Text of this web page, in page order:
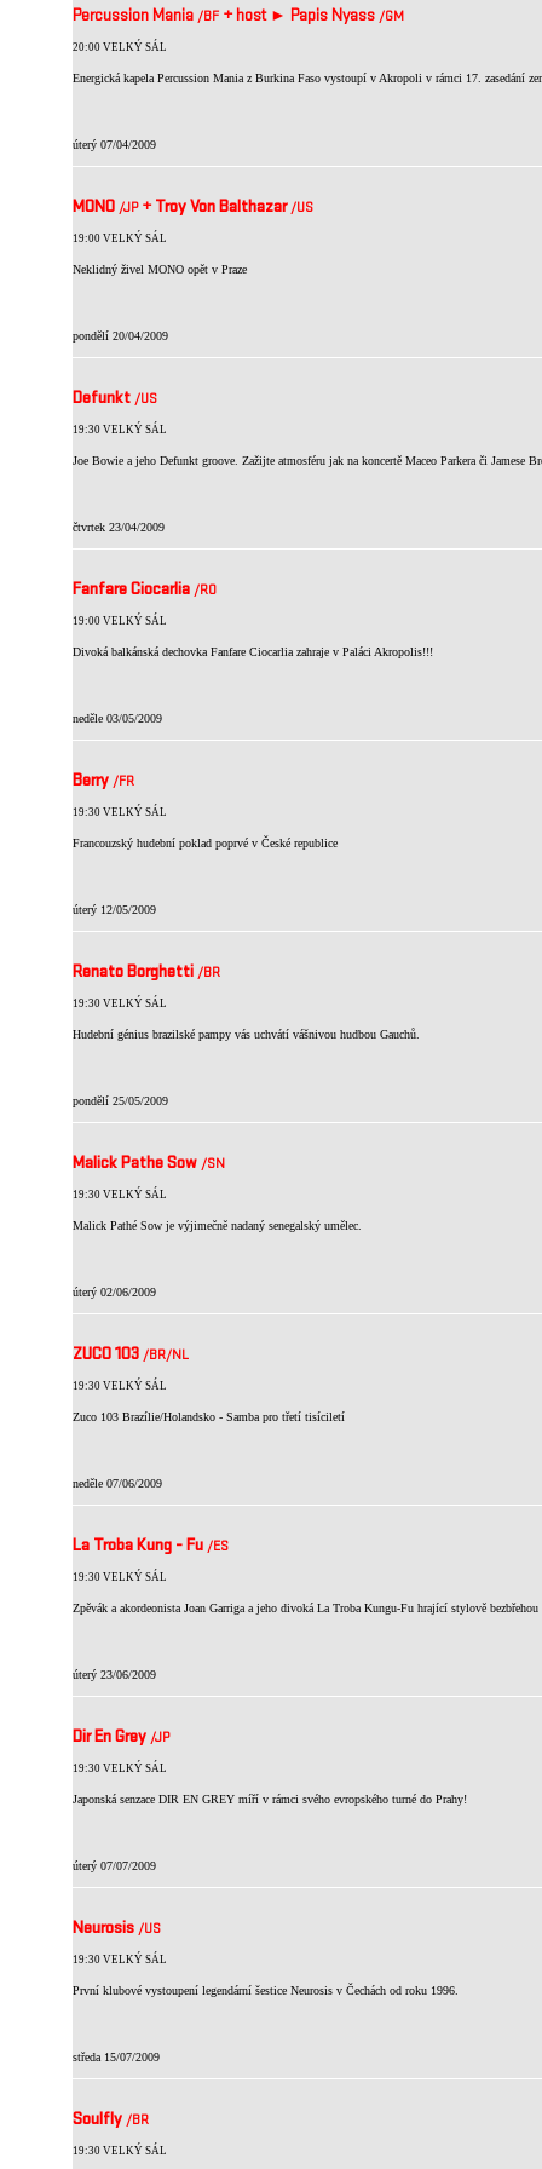
Percussion Mania /BF +host ► Papis Nyass /GM
20:00 VELKÝ SÁL
Energická kapela Percussion Mania z Burkina Faso vystoupí v Akropoli v rámci 17. zasedání
úterý 07/04/2009
MONO /JP +Troy Von Balthazar/US
19:00 VELKÝ SÁL
Neklidný živel MONO opět v Praze
pondělí 20/04/2009
Defunkt /US
19:30 VELKÝ SÁL
Joe Bowie a jeho Defunkt groove. Zažijte atmosféru jak na koncertě Maceo Parkera či Jamese
čtvrtek 23/04/2009
Fanfare Ciocarlia /RO
19:00 VELKÝ SÁL
Divoká balkánská dechovka Fanfare Ciocarlia zahraje v Paláci Akropolis!!!
neděle 03/05/2009
Berry /FR
19:30 VELKÝ SÁL
Francouzský hudební poklad poprvé v České republice
úterý 12/05/2009
Renato Borghetti /BR
19:30 VELKÝ SÁL
Hudební génius brazilské pampy vás uchvátí vášnivou hudbou Gauchů.
pondělí 25/05/2009
Malick Pathe Sow /SN
19:30 VELKÝ SÁL
Malick Pathé Sow je výjimečně nadaný senegalský umělec.
úterý 02/06/2009
ZUCO 103 /BR/NL
19:30 VELKÝ SÁL
Zuco 103 Brazílie/Holandsko - Samba pro třetí tisíciletí
neděle 07/06/2009
La Troba Kung - Fu /ES
19:30 VELKÝ SÁL
Zpěvák a akordeonista Joan Garriga a jeho divoká La Troba Kungu-Fu hrající stylově bezbřehou
úterý 23/06/2009
Dir En Grey /JP
19:30 VELKÝ SÁL
Japonská senzace DIR EN GREY míří v rámci svého evropského turné do Prahy!
úterý 07/07/2009
Neurosis /US
19:30 VELKÝ SÁL
První klubové vystoupení legendární šestice Neurosis v Čechách od roku 1996.
středa 15/07/2009
Soulfly /BR
19:30 VELKÝ SÁL